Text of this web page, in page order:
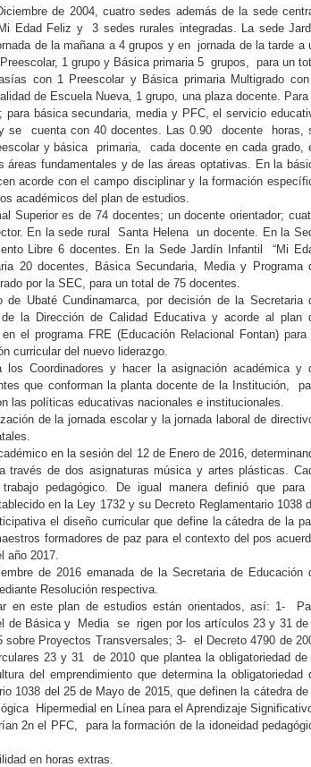
de 2004, cuatro sedes además de la sede
Edad Feliz y 3 sedes rurales integradas. La sede
de la mañana a 4 grupos y en jornada de la tarde a
1 grupo y Básica primaria 5 grupos, para un
con 1 Preescolar y Básica primaria Multigrado
de Escuela Nueva, 1 grupo, una plaza docente. Para
básica secundaria, media y PFC, el servicio
se cuenta con 40 docentes. Las 0.90 docente horas,
y básica primaria, cada docente en cada grado,
fundamentales y de las áreas optativas. En la
acorde con el campo disciplinar y la formación
académicos del plan de estudios.
Superior es de 74 docentes; un docente orientador;
En la sede rural Santa Helena un docente. En la
Libre 6 docentes. En la Sede Jardín Infantil “Mi
20 docentes, Básica Secundaria, Media y Programa
por la SEC, para un total de 75 docentes.
Ubaté Cundinamarca, por decisión de la Secretaria
la Dirección de Calidad Educativa y acorde al plan
el programa FRE (Educación Relacional Fontan) para
curricular del nuevo liderazgo.
Coordinadores y hacer la asignación académica y
que conforman la planta docente de la Institución,
las políticas educativas nacionales e institucionales.
de la jornada escolar y la jornada laboral de
en la sesión del 12 de Enero de 2016,
de dos asignaturas música y artes plásticas.
pedagógico. De igual manera definió que para
en la Ley 1732 y su Decreto Reglamentario 1038
el diseño curricular que define la cátedra de la
formadores de paz para el contexto del pos
año 2017.
de 2016 emanada de la Secretaria de Educación
Resolución respectiva.
en este plan de estudios están orientados, así: 1-
de Básica y Media se rigen por los artículos 23 y 31 de
Proyectos Transversales; 3- el Decreto 4790 de
23 y 31 de 2010 que plantea la obligatoriedad de
del emprendimiento que determina la obligatoriedad
1038 del 25 de Mayo de 2015, que definen la cátedra de
Hipermedial en Línea para el Aprendizaje
2n el PFC, para la formación de la idoneidad
en horas extras.